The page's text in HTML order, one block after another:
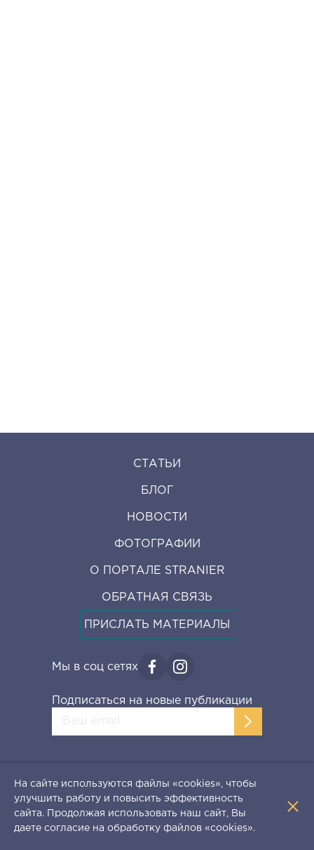
СТАТЬИ
БЛОГ
НОВОСТИ
ФОТОГРАФИИ
О ПОРТАЛЕ STRANIER
ОБРАТНАЯ СВЯЗЬ
ПРИСЛАТЬ МАТЕРИАЛЫ
Мы в соц сетях
Подписаться на новые публикации
Карта сайта
Все права защищены 2018 - 2026 Stranier
При поддержке
На сайте используются файлы «cookies», чтобы
улучшить работу и повысить эффективность
сайта. Продолжая использовать наш сайт, Вы
даете согласие на обработку файлов «cookies».